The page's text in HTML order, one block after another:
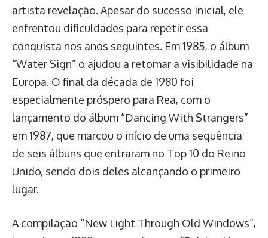
artista revelação. Apesar do sucesso inicial, ele
enfrentou dificuldades para repetir essa
conquista nos anos seguintes. Em 1985, o álbum
“Water Sign” o ajudou a retomar a visibilidade na
Europa. O final da década de 1980 foi
especialmente próspero para Rea, com o
lançamento do álbum “Dancing With Strangers”
em 1987, que marcou o início de uma sequência
de seis álbuns que entraram no Top 10 do Reino
Unido, sendo dois deles alcançando o primeiro
lugar.
A compilação “New Light Through Old Windows”,